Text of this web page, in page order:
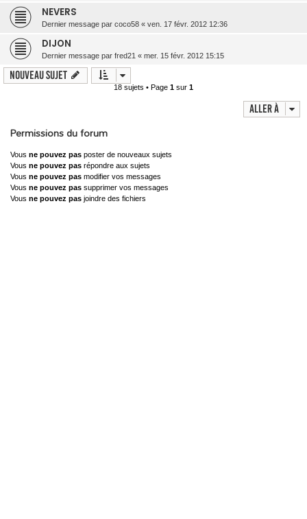
NEVERS
Dernier message par coco58 « ven. 17 févr. 2012 12:36
DIJON
Dernier message par fred21 « mer. 15 févr. 2012 15:15
Nouveau sujet
18 sujets • Page 1 sur 1
Aller à
Permissions du forum
Vous ne pouvez pas poster de nouveaux sujets
Vous ne pouvez pas répondre aux sujets
Vous ne pouvez pas modifier vos messages
Vous ne pouvez pas supprimer vos messages
Vous ne pouvez pas joindre des fichiers